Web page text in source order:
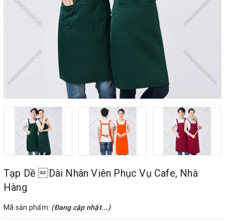
Tạp Dề Dài Nhân Viên Phục Vụ Cafe, Nhà
Hàng
Mã sản phẩm: (Đang cập nhật...)